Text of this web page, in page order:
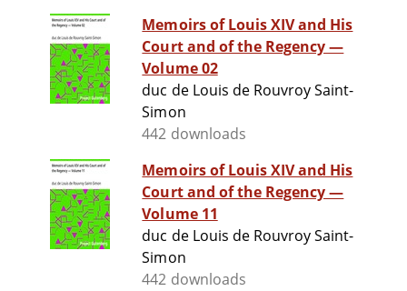
Memoirs of Louis XIV and His
Court and of the Regency —
Volume 02
duc de Louis de Rouvroy Saint-
Simon
442 downloads
Memoirs of Louis XIV and His
Court and of the Regency —
Volume 11
duc de Louis de Rouvroy Saint-
Simon
442 downloads